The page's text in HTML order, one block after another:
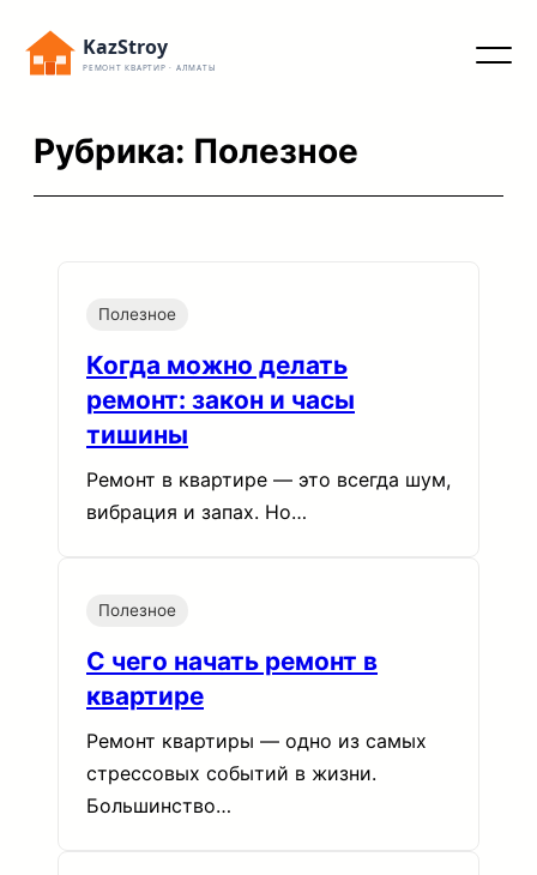
Перейти
KazStroy
РЕМОНТ КВАРТИР · АЛМАТЫ
Вызвать замерщика
+7 707 428 71 77
Рубрика: Полезное
Полезное
Когда можно делать
ремонт: закон и часы
тишины
Ремонт в квартире — это всегда шум,
вибрация и запах. Но…
Полезное
С чего начать ремонт в
квартире
Ремонт квартиры — одно из самых
стрессовых событий в жизни.
Большинство…